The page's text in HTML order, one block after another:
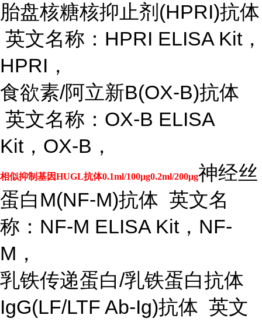
胎盘核糖核抑止剂(HPRI)抗体
英文名称：HPRI ELISA Kit，
HPRI，
食欲素/阿立新B(OX-B)抗体
英文名称：OX-B ELISA
Kit，OX-B，
相似抑制基因HUGL抗体0.1ml/100μg0.2ml/200μg神经丝
蛋白 M(NF-M)抗体 英文名
称：NF-M ELISA Kit，NF-
M，
乳铁传递蛋白/乳铁蛋白抗体
IgG(LF/LTF Ab-Ig)抗体 英文